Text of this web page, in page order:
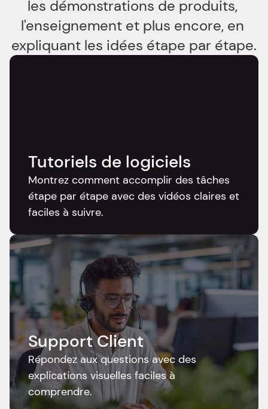
les démonstrations de produits,
l'enseignement et plus encore, en
expliquant les idées étape par étape.
Tutoriels de logiciels
Montrez comment accomplir des tâches
étape par étape avec des vidéos claires et
faciles à suivre.
Support Client
Répondez aux questions avec des
explications visuelles faciles à
comprendre.